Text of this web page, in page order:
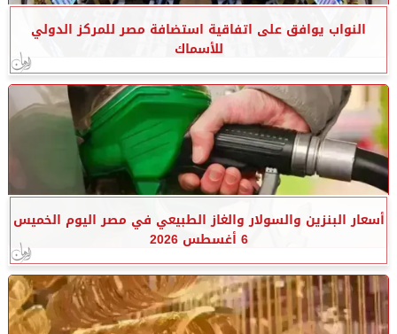
النواب يوافق على اتفاقية استضافة مصر للمركز الدولي
للأسماك
أسعار البنزين والسولار والغاز الطبيعي في مصر اليوم الخميس
6 أغسطس 2026